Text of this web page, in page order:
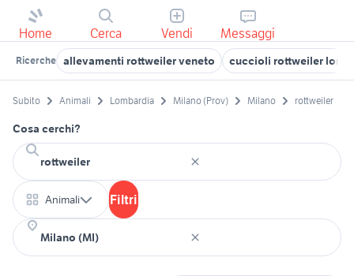
Home Cerca Vendi Messaggi
Ricerche allevamenti rottweiler veneto cuccioli rottweiler
Subito Animali Lombardia Milano (Prov) Milano rottweiler
Cosa cerchi?
Animali Filtri